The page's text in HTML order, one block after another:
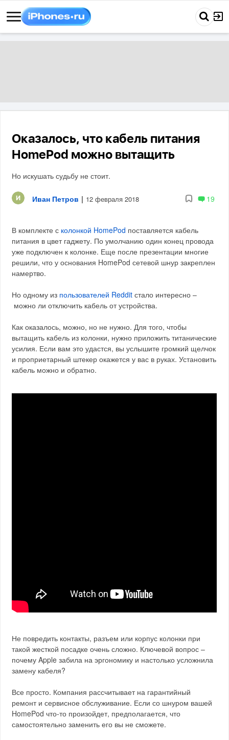
Оказалось, что кабель питания
HomePod можно вытащить
Но искушать судьбу не стоит.
Иван Петров | 12 февраля 2018 19
В комплекте с колонкой HomePod поставляется кабель
питания в цвет гаджету. По умолчанию один конец провода
уже подключен к колонке. Еще после презентации многие
решили, что у основания HomePod сетевой шнур закреплен
намертво.
Но одному из пользователей Reddit стало интересно –
можно ли отключить кабель от устройства.
Как оказалось, можно, но не нужно. Для того, чтобы
вытащить кабель из колонки, нужно приложить титанические
усилия. Если вам это удастся, вы услышите громкий щелчок
и проприетарный штекер окажется у вас в руках. Установить
кабель можно и обратно.
Не повредить контакты, разъем или корпус колонки при
такой жесткой посадке очень сложно. Ключевой вопрос –
почему Apple забила на эргономику и настолько усложнила
замену кабеля?
Все просто. Компания рассчитывает на гарантийный
ремонт и сервисное обслуживание. Если со шнуром вашей
HomePod что-то произойдет, предполагается, что
самостоятельно заменить его вы не сможете.